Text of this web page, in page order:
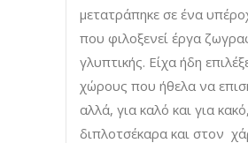
μετατράπηκε σε ένα
που φιλοξενεί έργα
γλυπτικής. Είχα ήδη
χώρους που ήθελα να
αλλά, για καλό και για
διπλοτσέκαρα και στον